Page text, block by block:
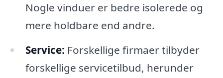
Nogle vinduer er bedre isolerede og
mere holdbare end andre.
Service: Forskellige firmaer tilbyder
forskellige servicetilbud, herunder